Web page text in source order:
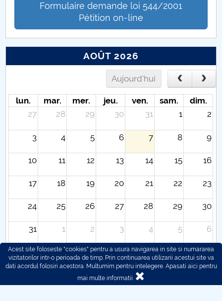
Formulaire demande loi 544/2001
Pétition on-line
AOÛT 2026
Aujourd'hui
lun. mar. mer. jeu. ven. sam.
dim.
27
28 29 30 31 1 2
3 4 5 6 7 8 9
10 11 12 13 14 15 16
17 18 19 20 21 22 23
24 25 26 27 28 29 30
31 1 2 3 4 5 6
Acest site foloseste "cookies" pentru a usura navigarea in site si numararea
vizitatorilor intr-o perioada de timp. Prin continuarea utilizarii acestui site va
dati acordul folosiri acestora. Multumim pentru intelegere. Apasati aici pentru
mai multe informatii.